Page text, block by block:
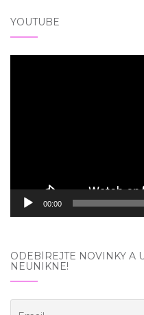
YOUTUBE
00:00
ODEBÍREJTE NOVINKY A
NEUNIKNE!